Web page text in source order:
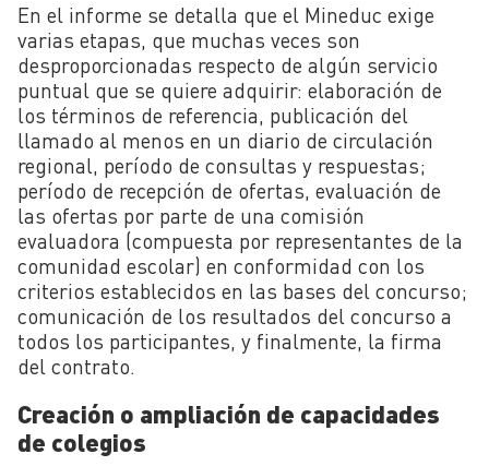
En el informe se detalla que el Mineduc exige
varias etapas, que muchas veces son
desproporcionadas respecto de algún servicio
puntual que se quiere adquirir: elaboración de
los términos de referencia, publicación del
llamado al menos en un diario de circulación
regional, período de consultas y respuestas;
período de recepción de ofertas, evaluación de
las ofertas por parte de una comisión
evaluadora (compuesta por representantes de la
comunidad escolar) en conformidad con los
criterios establecidos en las bases del concurso;
comunicación de los resultados del concurso a
todos los participantes, y finalmente, la firma
del contrato.
Creación o ampliación de capacidades
de colegios